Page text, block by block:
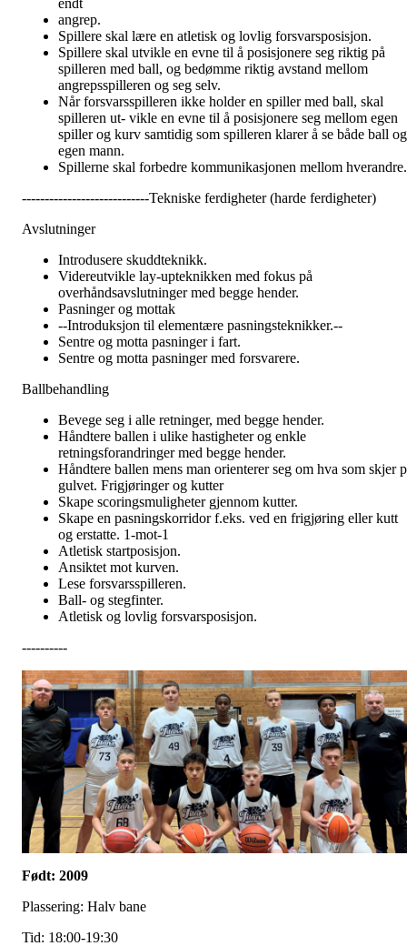
endt
angrep.
Spillere skal lære en atletisk og lovlig forsvarsposisjon.
Spillere skal utvikle en evne til å posisjonere seg riktig på
spilleren med ball, og bedømme riktig avstand mellom
angrepsspilleren og seg selv.
Når forsvarsspilleren ikke holder en spiller med ball, skal
spilleren ut- vikle en evne til å posisjonere seg mellom egen
spiller og kurv samtidig som spilleren klarer å se både ball og
egen mann.
Spillerne skal forbedre kommunikasjonen mellom hverandre.
----------------------------Tekniske ferdigheter (harde ferdigheter)
Avslutninger
Introdusere skuddteknikk.
Videreutvikle lay-upteknikken med fokus på
overhåndsavslutninger med begge hender.
Pasninger og mottak
--Introduksjon til elementære pasningsteknikker.--
Sentre og motta pasninger i fart.
Sentre og motta pasninger med forsvarere.
Ballbehandling
Bevege seg i alle retninger, med begge hender.
Håndtere ballen i ulike hastigheter og enkle
retningsforandringer med begge hender.
Håndtere ballen mens man orienterer seg om hva som skjer
gulvet. Frigjøringer og kutter
Skape scoringsmuligheter gjennom kutter.
Skape en pasningskorridor f.eks. ved en frigjøring eller kutt
og erstatte. 1-mot-1
Atletisk startposisjon.
Ansiktet mot kurven.
Lese forsvarsspilleren.
Ball- og stegfinter.
Atletisk og lovlig forsvarsposisjon.
----------
Født: 2009
Plassering: Halv bane
Tid: 18:00-19:30